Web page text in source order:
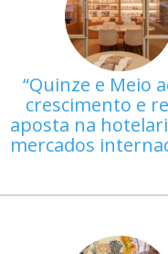
Quinze e Meio
crescimento e
aposta na
mercados